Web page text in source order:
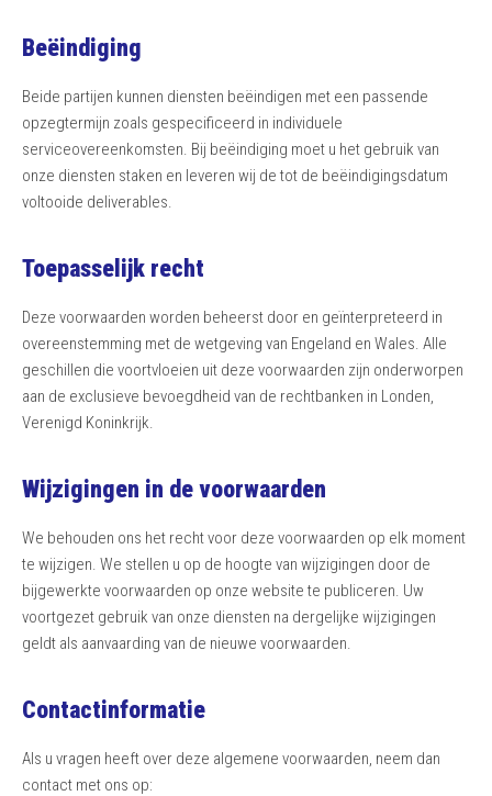
Beëindiging
Beide partijen kunnen diensten beëindigen met een passende
opzegtermijn zoals gespecificeerd in individuele
serviceovereenkomsten. Bij beëindiging moet u het gebruik van
onze diensten staken en leveren wij de tot de beëindigingsdatum
voltooide deliverables.
Toepasselijk recht
Deze voorwaarden worden beheerst door en geïnterpreteerd in
overeenstemming met de wetgeving van Engeland en Wales. Alle
geschillen die voortvloeien uit deze voorwaarden zijn onderworpen
aan de exclusieve bevoegdheid van de rechtbanken in Londen,
Verenigd Koninkrijk.
Wijzigingen in de voorwaarden
We behouden ons het recht voor deze voorwaarden op elk moment
te wijzigen. We stellen u op de hoogte van wijzigingen door de
bijgewerkte voorwaarden op onze website te publiceren. Uw
voortgezet gebruik van onze diensten na dergelijke wijzigingen
geldt als aanvaarding van de nieuwe voorwaarden.
Contactinformatie
Als u vragen heeft over deze algemene voorwaarden, neem dan
contact met ons op: